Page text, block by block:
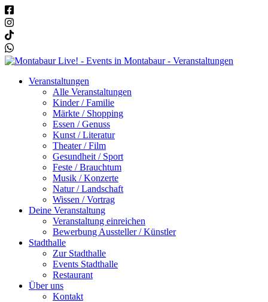
Veranstaltungen
Alle Veranstaltungen
Kinder / Familie
Märkte / Shopping
Essen / Genuss
Kunst / Literatur
Theater / Film
Gesundheit / Sport
Feste / Brauchtum
Musik / Konzerte
Natur / Landschaft
Wissen / Vortrag
Deine Veranstaltung
Veranstaltung einreichen
Bewerbung Aussteller / Künstler
Stadthalle
Zur Stadthalle
Events Stadthalle
Restaurant
Über uns
Kontakt